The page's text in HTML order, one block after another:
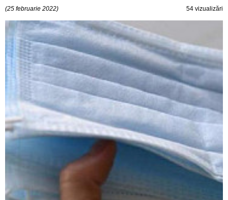
(25 februarie 2022) 54 vizualizări